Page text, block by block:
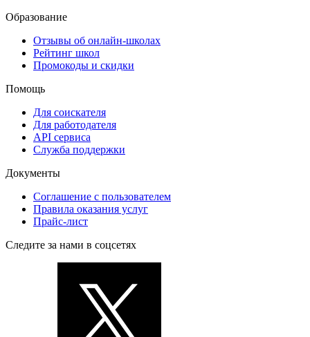
Образование
Отзывы об онлайн-школах
Рейтинг школ
Промокоды и скидки
Помощь
Для соискателя
Для работодателя
API сервиса
Служба поддержки
Документы
Соглашение с пользователем
Правила оказания услуг
Прайс-лист
Следите за нами в соцсетях